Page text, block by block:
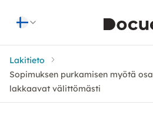
Lakitieto
Sopimuksen purkamisen myötä
lakkaavat välittömästi